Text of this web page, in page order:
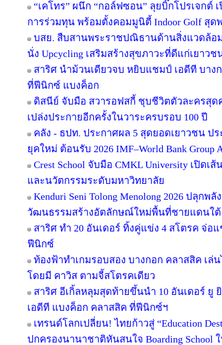
“เคโทร” ผนึก “กอล์ฟซอน” ลุยบิ๊กโปรเจกต์
การร่วมทุน พร้อมตั้งคอมมูนิตี้ Indoor Golf สุด
บสย. สืบสานพระราชปณิธานด้านสิ่งแวดล้อ
นั่ง Upcycling เสริมสร้างสุขภาวะที่ดีแก่เยาวช
สาริศ นำม้วนเดียวจบ หยิบแชมป์ เอดีที บาง
ที่ฟีนิกซ์ แบงค็อก
ดิสนีย์ จับมือ สวารอฟสกี้ ชุบชีวิตตัวละครสุด
เปล่งประกายอีกครั้งในวาระครบรอบ 100 ปี
คลัง - ธปท. ประกาศผล 5 สุดยอดเยาวชน ป
ยุคใหม่ ต้อนรับ 2026 IMF–World Bank Group
Crest School จับมือ CMKL University เปิด
และนวัตกรรมระดับมหาวิทยาลัย
Kenduri Seni Tolong Menolong 2026 ปลุก
วัฒนธรรมสร้างอัตลักษณ์ใหม่พื้นที่ชายแดนใต้
สาริศ ทำ 20 อันเดอร์ ทิ้งคู่แข่ง 4 สโตรค จ่
ฟีนิกซ์
ท้องฟ้าทำเกมรอบสอง บางกอก คลาสสิค เล่
โดยมี คาวิส ตามจี้สโตรคเดียว
สาริศ อีเกิ้ลหลุมสุดท้ายขึ้นนำ 10 อันเดอร์ ยู
เอดีที แบงค็อก คลาสสิค ที่ฟีนิกซ์ฯ
เทรนด์โลกเปลี่ยน! ไทยก้าวสู่ “Education
ปกครองนานาชาติหันสนใจ Boarding School